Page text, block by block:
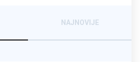
NAJNOVIJE